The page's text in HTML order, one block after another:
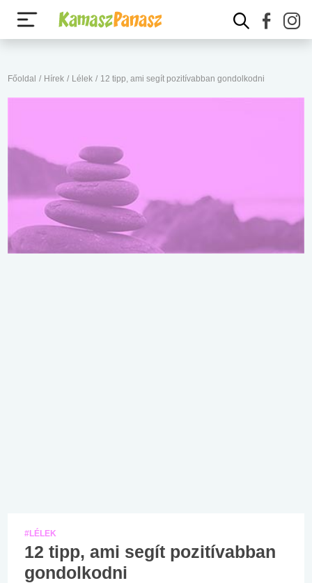
Főoldal / Hírek / Lélek / 12 tipp, ami segít pozitívabban gondolkodni
#LÉLEK
12 tipp, ami segít pozitívabban
gondolkodni